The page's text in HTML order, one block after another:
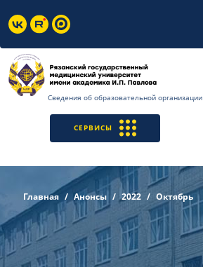
Сведения об образовательной организации
СЕРВИСЫ
Главная Анонсы 2022 Октябрь